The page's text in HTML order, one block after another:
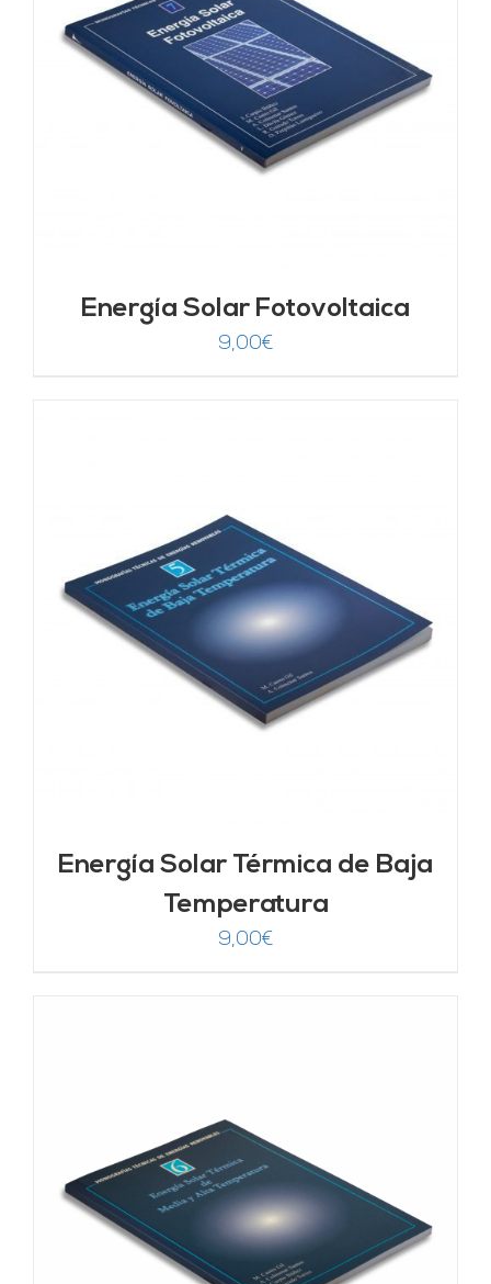
Energía Solar Fotovoltaica
9,00€
Energía Solar Térmica de Baja
Temperatura
9,00€